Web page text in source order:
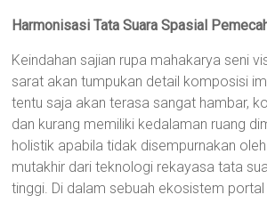
Harmonisasi Tata Suara Spasial
Keindahan sajian rupa mahakarya seni
sarat akan tumpukan detail komposisi
tentu saja akan terasa sangat hambar,
dan kurang memiliki kedalaman ruang
holistik apabila tidak disempurnakan
mutakhir dari teknologi rekayasa tata
tinggi. Di dalam sebuah ekosistem